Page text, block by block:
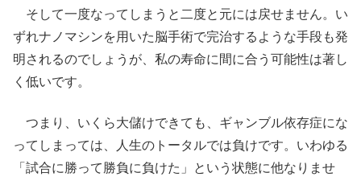
そして一度なってしまうと二度と元には戻せません。い
ずれナノマシンを用いた脳手術で完治するような手段も発
明されるのでしょうが、私の寿命に間に合う可能性は著し
く低いです。
つまり、いくら大儲けできても、ギャンブル依存症にな
ってしまっては、人生のトータルでは負けです。いわゆる
「試合に勝って勝負に負けた」という状態に他なりませ